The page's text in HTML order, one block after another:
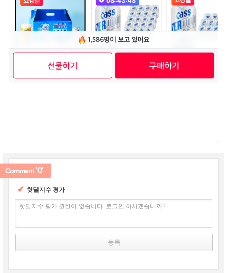
✔ 핫딜지수 평가
핫딜지수 평가 권한이 없습니다. 로그인 하시겠습니까?
Comment'0'